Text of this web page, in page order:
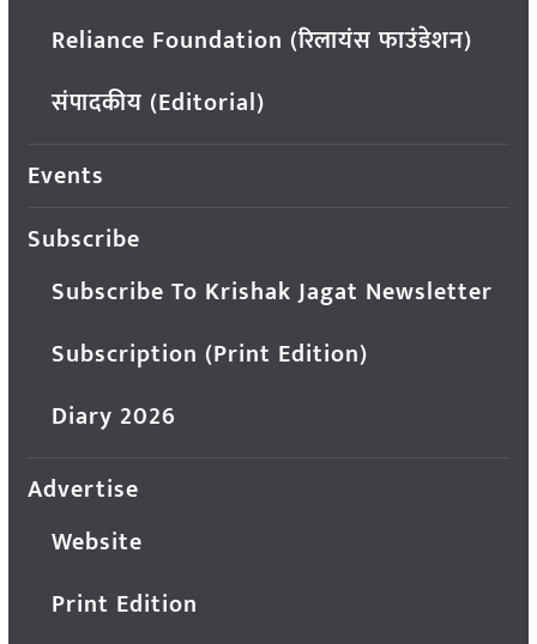
Reliance Foundation (रिलायंस फाउंडेशन)
संपादकीय (Editorial)
Events
Subscribe
Subscribe To Krishak Jagat Newsletter
Subscription (Print Edition)
Diary 2026
Advertise
Website
Print Edition